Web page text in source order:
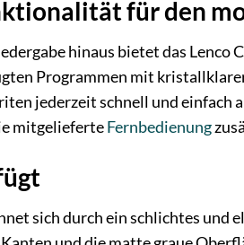
für den
hinaus bietet das Lenco
Programmen mit
jederzeit schnell und
mitgelieferteFernbedienung
sich durch ein schlichtes und